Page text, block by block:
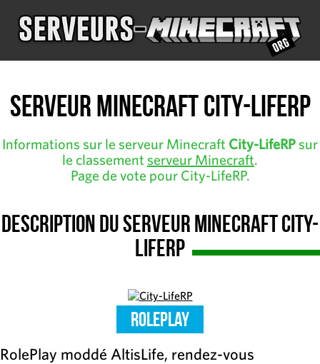
Serveur Minecraft City-LifeRP
Informations sur le serveur Minecraft City-LifeRP sur
le classement serveur Minecraft.
Page de vote pour City-LifeRP.
Description du serveur Minecraft City-
LifeRP
RolePlay
RolePlay moddé AltisLife, rendez-vous